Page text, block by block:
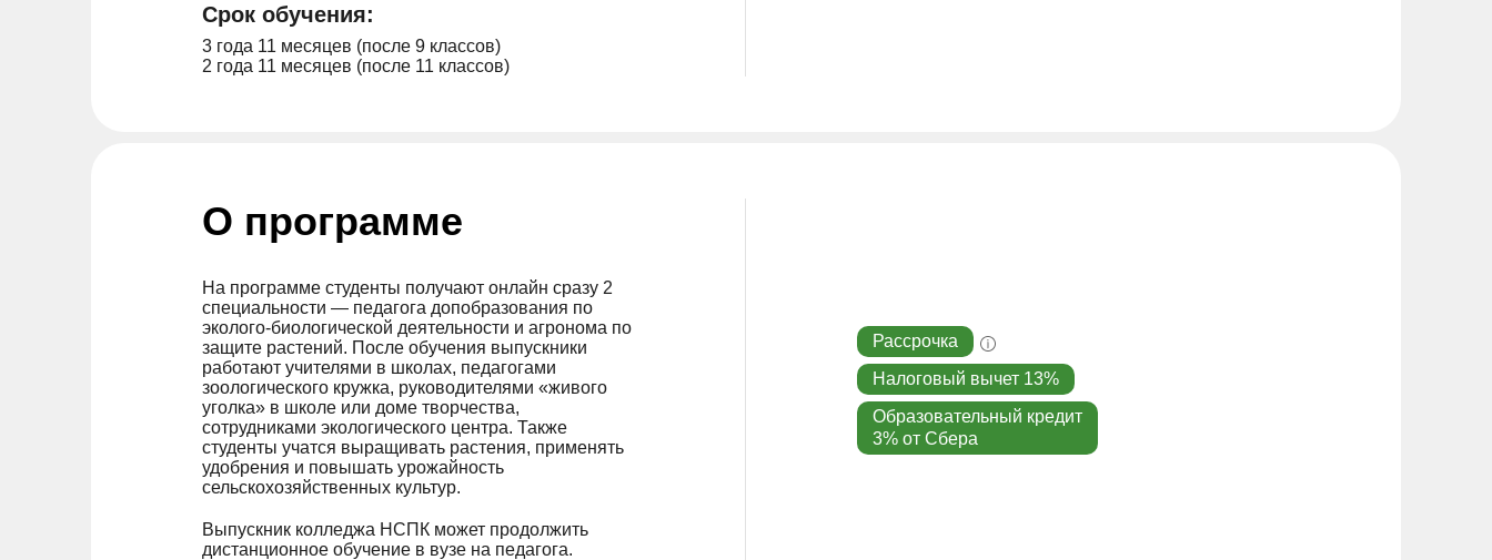
Срок обучения:
3 года 11 месяцев (после 9 классов)
2 года 11 месяцев (после 11 классов)
О программе
На программе студенты получают онлайн сразу 2
специальности — педагога допобразования по
эколого-биологической деятельности и агронома по
защите растений. После обучения выпускники
работают учителями в школах, педагогами
зоологического кружка, руководителями «живого
уголка» в школе или доме творчества,
сотрудниками экологического центра. Также
студенты учатся выращивать растения, применять
удобрения и повышать урожайность
сельскохозяйственных культур.
Выпускник колледжа НСПК может продолжить
дистанционное обучение в вузе на педагога.
Рассрочка
Налоговый вычет 13%
Образовательный кредит
3% от Сбера